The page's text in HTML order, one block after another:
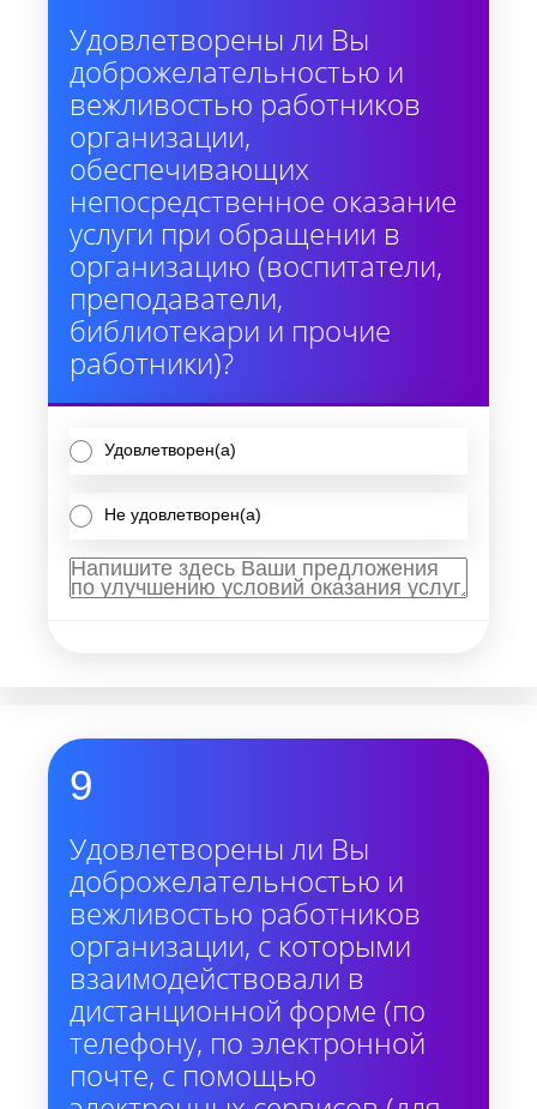
Удовлетворены ли Вы
доброжелательностью и
вежливостью работников
организации,
обеспечивающих
непосредственное оказание
услуги при обращении в
организацию (воспитатели,
преподаватели,
библиотекари и прочие
работники)?
Удовлетворен(а)
Не удовлетворен(а)
9
Удовлетворены ли Вы
доброжелательностью и
вежливостью работников
организации, с которыми
взаимодействовали в
дистанционной форме (по
телефону, по электронной
почте, с помощью